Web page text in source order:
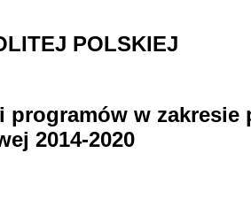
POLSKIEJ
programów w zakresie
2014-2020